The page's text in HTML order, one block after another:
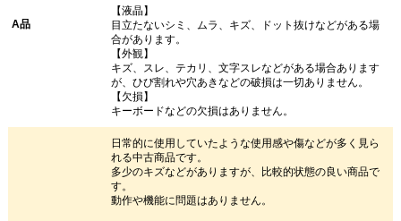
A品
【液晶】
目立たないシミ、ムラ、キズ、ドット抜けなどがある場
合があります。
【外観】
キズ、スレ、テカリ、文字スレなどがある場合あります
が、ひび割れや穴あきなどの破損は一切ありません。
【欠損】
キーボードなどの欠損はありません。
日常的に使用していたような使用感や傷などが多く見ら
れる中古商品です。
多少のキズなどがありますが、比較的状態の良い商品で
す。
動作や機能に問題はありません。